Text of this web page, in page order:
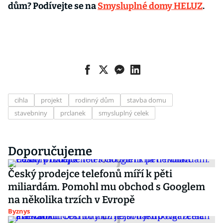
dům? Podívejte se naSmysluplné domy HELUZ.
cihla projekt rodinný dům
stavba domu
stavebniny
prclanek smysluplný celek
Doporučujeme
Český prodejce telefonů míří k pěti
miliardám. Pomohl mu obchod s Googlem
na několika trzích v Evropě
Byznys